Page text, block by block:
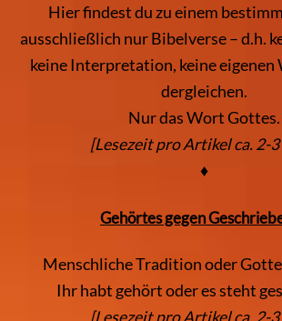
Hier findest du zu einem
ausschließlich nur Bibelverse – d.h.
keine Interpretation, keine eigenen
dergleichen.
Nur das Wort Gottes.
[Lesezeit pro Artikel ca. 2-
♦
Gehörtes gegen
Menschliche Tradition oder
Ihr habt gehört oder es steht